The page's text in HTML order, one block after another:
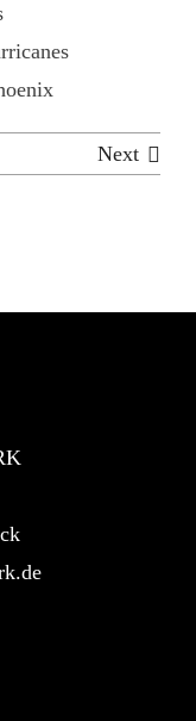
Next